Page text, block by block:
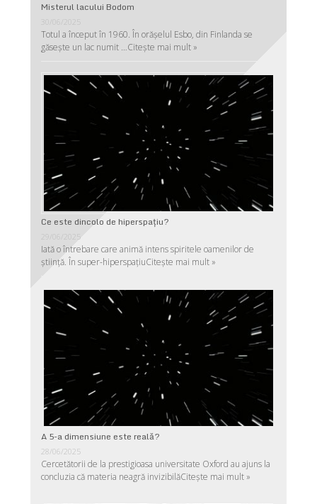
Misterul lacului Bodom
Totul a început în 1960. În orășelul Esbo, din Finlanda se
găsește un lac numit …Citește mai mult »
Ce este dincolo de hiperspaţiu?
29/06/2025
Iată o întrebare care animă intens spiritele oamenilor de
ştiinţă. În super-hiperspaţiuCitește mai mult »
A 5-a dimensiune este reală?
28/06/2025
Cercetătorii de la prestigioasa universitate Oxford au ajuns la
concluzia că materia neagră invizibilăCitește mai mult »